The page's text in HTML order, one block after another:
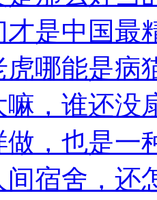
才是中国最
虎哪能是病
嘛，谁还没
做，也是一
间宿舍，还